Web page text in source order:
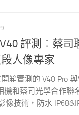
評測：蔡司
人像專家
箱實測的 V40 Pro
機和蔡司光學合作
技術，防水